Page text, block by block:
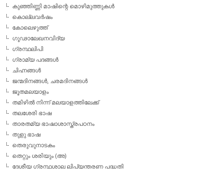
കുഞ്ഞിണ്ണി മാഷിന്റെ മൊഴിമുത്തുകള്‍
കൊല്ലവര്‍ഷം
കോലെഴുത്ത്
ഗൂഢാലേഖനവിദ്യ
ഗ്രന്ഥലിപി
ഗ്രാമ്യ പദങ്ങള്‍
ചിഹ്നങ്ങള്‍
ജന്മദിനങ്ങള്‍, ചരമദിനങ്ങള്‍
ജൂതമലയാളം
തമിഴില്‍ നിന്ന് മലയാളത്തിലേക്ക്
തലശേരി ഭാഷ
താരതമ്യ ഭാഷാശാസ്ത്രപഠനം
തുളു ഭാഷ
തെരുവുനാടകം
തെറ്റും ശരിയും (അ)
ദേശീയ ഗ്രന്ഥശാല ലിപ്യന്തരണ പദ്ധതി